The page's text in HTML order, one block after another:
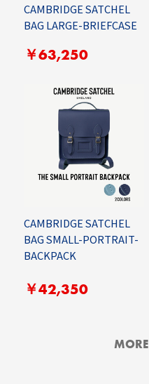
CAMBRIDGE SATCHEL
BAG LARGE-BRIEFCASE
￥63,250
CAMBRIDGE SATCHEL
BAG SMALL-PORTRAIT-
BACKPACK
￥42,350
MORE